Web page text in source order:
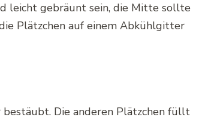
leicht gebräunt sein, die Mitte sollte
Plätzchen auf einem Abkühlgitter
Die anderen Plätzchen füllt